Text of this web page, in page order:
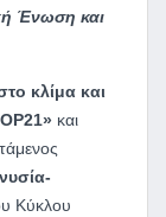
Ένωση και
κλίμα και
και
Κύκλου